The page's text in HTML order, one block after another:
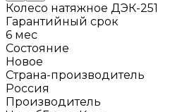
Колесо натяжное ДЭК-251
Гарантийный срок
6 мес
Состояние
Новое
Страна-производитель
Россия
Производитель